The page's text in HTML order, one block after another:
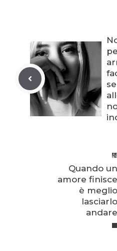
Quando un
amore finisce
è meglio
lasciarlo
andare